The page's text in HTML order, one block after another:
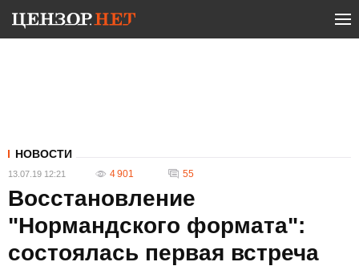
НОВОСТИ
13.07.19 12:21 4 901 55
Восстановление
"Нормандского формата":
состоялась первая встреча